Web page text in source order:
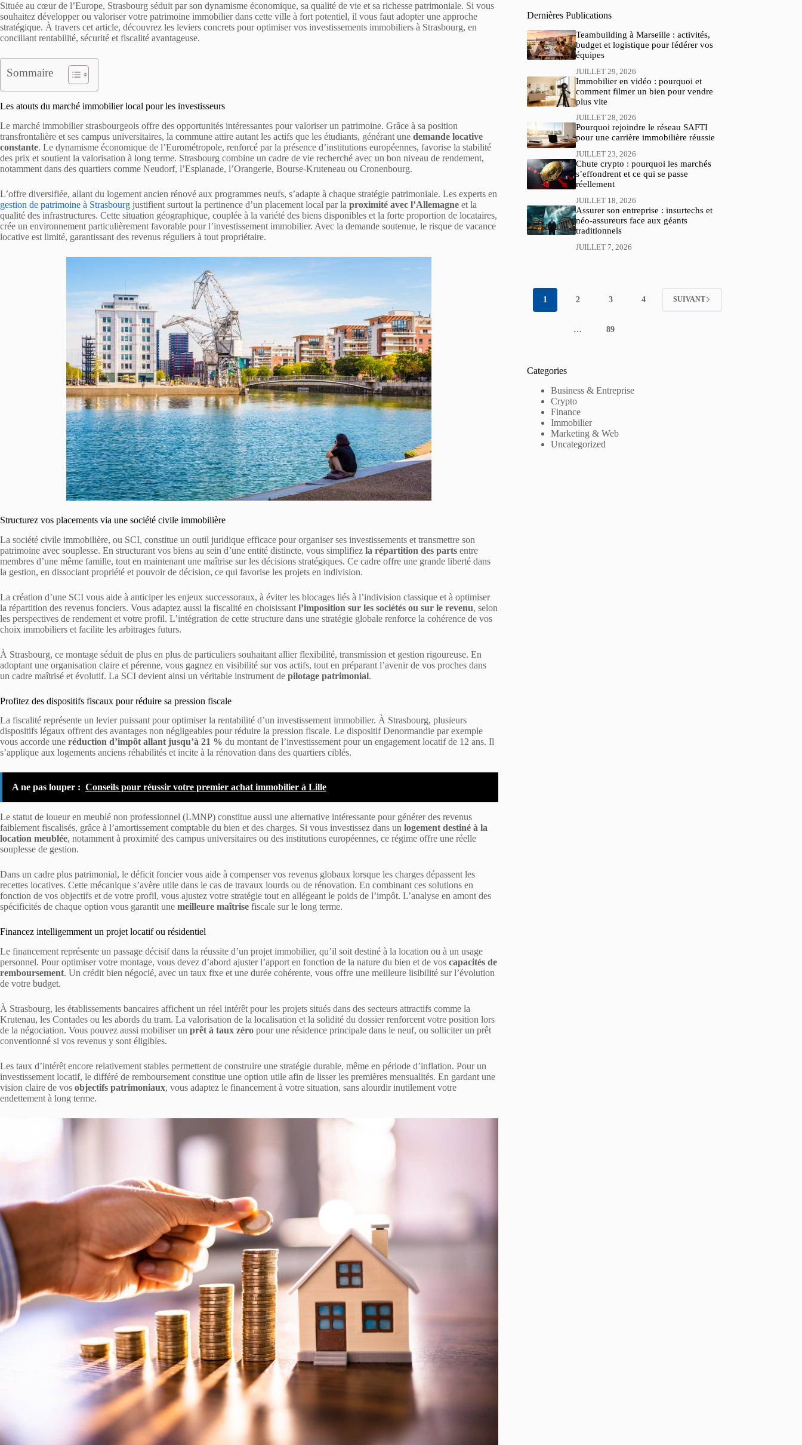
Située au cœur de l’Europe, Strasbourg séduit par son dynamisme économique, sa qualité de vie et sa richesse patrimoniale. Si vous
souhaitez développer ou valoriser votre patrimoine immobilier dans cette ville à fort potentiel, il vous faut adopter une approche
stratégique. À travers cet article, découvrez les leviers concrets pour optimiser vos investissements immobiliers à Strasbourg, en
conciliant rentabilité, sécurité et fiscalité avantageuse.
Sommaire
Les atouts du marché immobilier local pour les investisseurs
Le marché immobilier strasbourgeois offre des opportunités intéressantes pour valoriser un patrimoine. Grâce à sa position
transfrontalière et ses campus universitaires, la commune attire autant les actifs que les étudiants, générant une demande locative
constante. Le dynamisme économique de l’Eurométropole, renforcé par la présence d’institutions européennes, favorise la stabilité
des prix et soutient la valorisation à long terme. Strasbourg combine un cadre de vie recherché avec un bon niveau de rendement,
notamment dans des quartiers comme Neudorf, l’Esplanade, l’Orangerie, Bourse-Kruteneau ou Cronenbourg.
L’offre diversifiée, allant du logement ancien rénové aux programmes neufs, s’adapte à chaque stratégie patrimoniale. Les experts en
gestion de patrimoine à Strasbourg justifient surtout la pertinence d’un placement local par la proximité avec l’Allemagne et la
qualité des infrastructures. Cette situation géographique, couplée à la variété des biens disponibles et la forte proportion de locataires,
crée un environnement particulièrement favorable pour l’investissement immobilier. Avec la demande soutenue, le risque de vacance
locative est limité, garantissant des revenus réguliers à tout propriétaire.
Structurez vos placements via une société civile immobilière
La société civile immobilière, ou SCI, constitue un outil juridique efficace pour organiser ses investissements et transmettre son
patrimoine avec souplesse. En structurant vos biens au sein d’une entité distincte, vous simplifiez la répartition des parts entre
membres d’une même famille, tout en maintenant une maîtrise sur les décisions stratégiques. Ce cadre offre une grande liberté dans
la gestion, en dissociant propriété et pouvoir de décision, ce qui favorise les projets en indivision.
La création d’une SCI vous aide à anticiper les enjeux successoraux, à éviter les blocages liés à l’indivision classique et à optimiser
la répartition des revenus fonciers. Vous adaptez aussi la fiscalité en choisissant l’imposition sur les sociétés ou sur le revenu, selon
les perspectives de rendement et votre profil. L’intégration de cette structure dans une stratégie globale renforce la cohérence de vos
choix immobiliers et facilite les arbitrages futurs.
À Strasbourg, ce montage séduit de plus en plus de particuliers souhaitant allier flexibilité, transmission et gestion rigoureuse. En
adoptant une organisation claire et pérenne, vous gagnez en visibilité sur vos actifs, tout en préparant l’avenir de vos proches dans
un cadre maîtrisé et évolutif. La SCI devient ainsi un véritable instrument de pilotage patrimonial.
Profitez des dispositifs fiscaux pour réduire sa pression fiscale
La fiscalité représente un levier puissant pour optimiser la rentabilité d’un investissement immobilier. À Strasbourg, plusieurs
dispositifs légaux offrent des avantages non négligeables pour réduire la pression fiscale. Le dispositif Denormandie par exemple
vous accorde une réduction d’impôt allant jusqu’à 21 % du montant de l’investissement pour un engagement locatif de 12 ans. Il
s’applique aux logements anciens réhabilités et incite à la rénovation dans des quartiers ciblés.
A ne pas louper : Conseils pour réussir votre premier achat immobilier à Lille
Le statut de loueur en meublé non professionnel (LMNP) constitue aussi une alternative intéressante pour générer des revenus
faiblement fiscalisés, grâce à l’amortissement comptable du bien et des charges. Si vous investissez dans un logement destiné à la
location meublée, notamment à proximité des campus universitaires ou des institutions européennes, ce régime offre une réelle
souplesse de gestion.
Dans un cadre plus patrimonial, le déficit foncier vous aide à compenser vos revenus globaux lorsque les charges dépassent les
recettes locatives. Cette mécanique s’avère utile dans le cas de travaux lourds ou de rénovation. En combinant ces solutions en
fonction de vos objectifs et de votre profil, vous ajustez votre stratégie tout en allégeant le poids de l’impôt. L’analyse en amont des
spécificités de chaque option vous garantit une meilleure maîtrise fiscale sur le long terme.
Financez intelligemment un projet locatif ou résidentiel
Le financement représente un passage décisif dans la réussite d’un projet immobilier, qu’il soit destiné à la location ou à un usage
personnel. Pour optimiser votre montage, vous devez d’abord ajuster l’apport en fonction de la nature du bien et de vos capacités de
remboursement. Un crédit bien négocié, avec un taux fixe et une durée cohérente, vous offre une meilleure lisibilité sur l’évolution
de votre budget.
À Strasbourg, les établissements bancaires affichent un réel intérêt pour les projets situés dans des secteurs attractifs comme la
Krutenau, les Contades ou les abords du tram. La valorisation de la localisation et la solidité du dossier renforcent votre position lors
de la négociation. Vous pouvez aussi mobiliser un prêt à taux zéro pour une résidence principale dans le neuf, ou solliciter un prêt
conventionné si vos revenus y sont éligibles.
Les taux d’intérêt encore relativement stables permettent de construire une stratégie durable, même en période d’inflation. Pour un
investissement locatif, le différé de remboursement constitue une option utile afin de lisser les premières mensualités. En gardant une
vision claire de vos objectifs patrimoniaux, vous adaptez le financement à votre situation, sans alourdir inutilement votre
endettement à long terme.
Dernières Publications
Teambuilding à Marseille : activités,
budget et logistique pour fédérer vos
équipes
JUILLET 29, 2026
Immobilier en vidéo : pourquoi et
comment filmer un bien pour vendre
plus vite
JUILLET 28, 2026
Pourquoi rejoindre le réseau SAFTI
pour une carrière immobilière réussie
JUILLET 23, 2026
Chute crypto : pourquoi les marchés
s’effondrent et ce qui se passe
réellement
JUILLET 18, 2026
Assurer son entreprise : insurtechs et
néo-assureurs face aux géants
traditionnels
JUILLET 7, 2026
1 2 3 4
… 89
SUIVANT
Categories
Business & Entreprise
Crypto
Finance
Immobilier
Marketing & Web
Uncategorized